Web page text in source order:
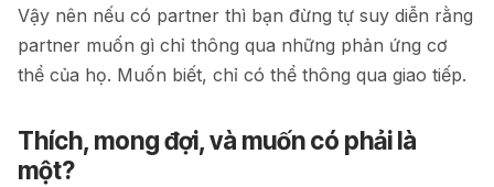
Vậy nên nếu có partner thì bạn đừng tự suy diễn rằng
partner muốn gì chỉ thông qua những phản ứng cơ
thể của họ. Muốn biết, chỉ có thể thông qua giao tiếp.
Thích, mong đợi, và muốn có phải là
một?